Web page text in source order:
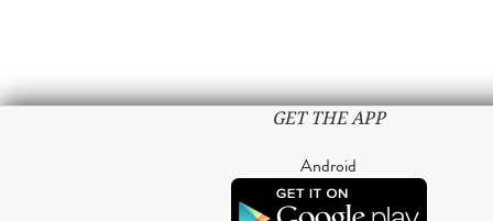
GET THE APP
Android